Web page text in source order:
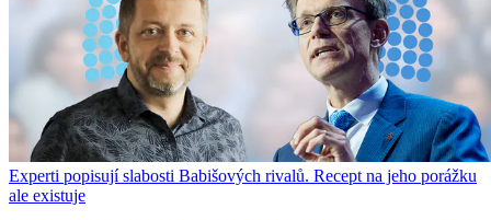
Experti popisují slabosti Babišových rivalů. Recept na jeho porážku
ale existuje